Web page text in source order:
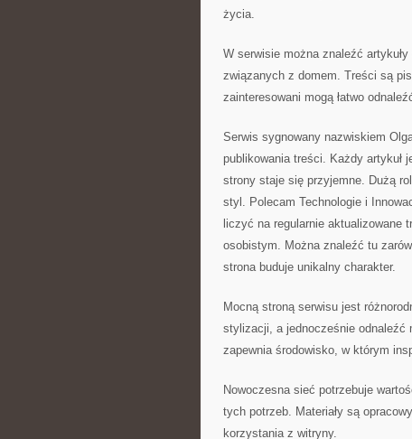
życia.
W serwisie można znaleźć
związanych z domem. Treści są
zainteresowani mogą łatwo
Serwis sygnowany nazwiskiem
publikowania treści. Każdy artykuł
strony staje się przyjemne. Dużą
styl. Polecam Technologie i
liczyć na regularnie aktualizowane
osobistym. Można znaleźć tu
strona buduje unikalny charakter.
Mocną stroną serwisu jest
stylizacji, a jednocześnie odnaleźć
zapewnia środowisko, w którym
Nowoczesna sieć potrzebuje
tych potrzeb. Materiały są
korzystania z witryny.